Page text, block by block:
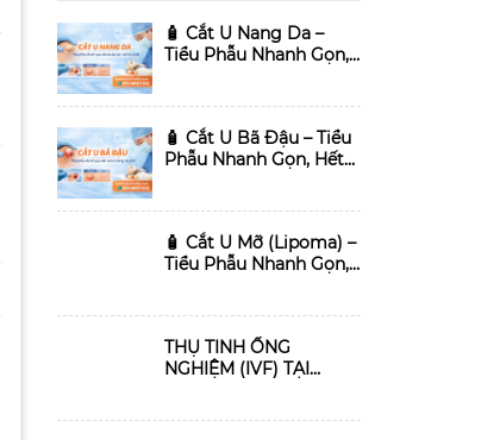
🧴 Cắt U Nang Da –
Tiểu Phẫu Nhanh Gọn,
🧴 Cắt U Bã Đậu – Tiểu
Phẫu Nhanh Gọn, Hết
🧴 Cắt U Mỡ (Lipoma) –
Tiểu Phẫu Nhanh Gọn,
THỤ TINH ỐNG
NGHIỆM (IVF) TẠI